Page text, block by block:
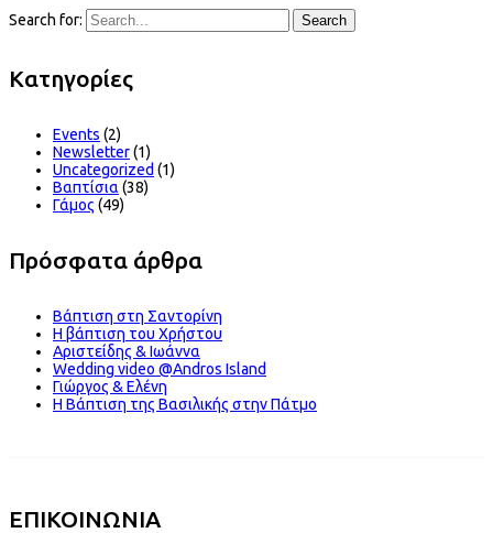
Search for: Search
Kατηγορίες
Events (2)
Newsletter(1)
Uncategorized (1)
Βαπτίσια (38)
Γάμος (49)
Πρόσφατα άρθρα
Βάπτιση στη Σαντορίνη
Η βάπτιση του Χρήστου
Αριστείδης & Ιωάννα
Wedding video @Andros Island
Γιώργος & Ελένη
Η Βάπτιση της Βασιλικής στην Πάτμο
ΕΠΙΚΟΙΝΩΝΙΑ